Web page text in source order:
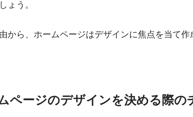
ょう。
から、ホームページはデザインに焦点を当て作
ページのデザインを決める際の